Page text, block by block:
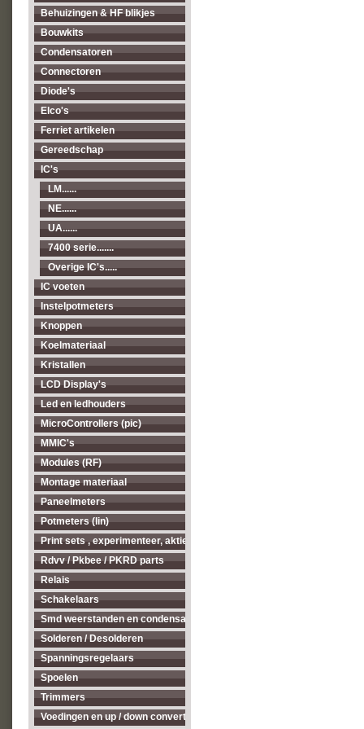
Behuizingen & HF blikjes
Bouwkits
Condensatoren
Connectoren
Diode's
Elco's
Ferriet artikelen
Gereedschap
IC's
LM......
NE......
UA......
7400 serie.......
Overige IC's.....
IC voeten
Instelpotmeters
Knoppen
Koelmateriaal
Kristallen
LCD Display's
Led en ledhouders
MicroControllers (pic)
MMIC's
Modules (RF)
Montage materiaal
Paneelmeters
Potmeters (lin)
Print sets , experimenteer, aktieve antenne's enz...
Rdvv / Pkbee / PKRD parts
Relais
Schakelaars
Smd weerstanden en condensatoren
Solderen / Desolderen
Spanningsregelaars
Spoelen
Trimmers
Voedingen en up / down converters